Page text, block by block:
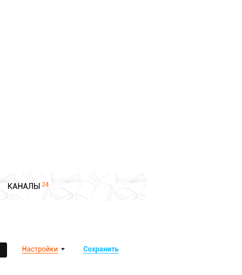
КАНАЛЫ 24
Сохранить
Настройки